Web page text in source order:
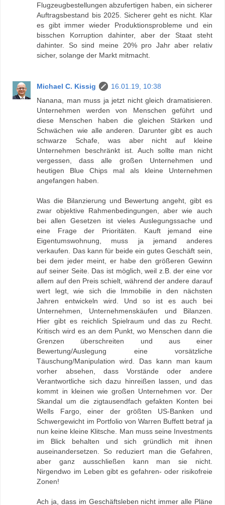
Flugzeugbestellungen abzufertigen haben, ein sicherer
Auftragsbestand bis 2025. Sicherer geht es nicht. Klar
es gibt immer wieder Produktionsprobleme und ein
bisschen Korruption dahinter, aber der Staat steht
dahinter. So sind meine 20% pro Jahr aber relativ
sicher, solange der Markt mitmacht.
Michael C. Kissig
16.01.19, 10:38
Nanana, man muss ja jetzt nicht gleich dramatisieren.
Unternehmen werden von Menschen geführt und
diese Menschen haben die gleichen Stärken und
Schwächen wie alle anderen. Darunter gibt es auch
schwarze Schafe, was aber nicht auf kleine
Unternehmen beschränkt ist. Auch sollte man nicht
vergessen, dass alle großen Unternehmen und
heutigen Blue Chips mal als kleine Unternehmen
angefangen haben.
Was die Bilanzierung und Bewertung angeht, gibt es
zwar objektive Rahmenbedingungen, aber wie auch
bei allen Gesetzen ist vieles Auslegungssache und
eine Frage der Prioritäten. Kauft jemand eine
Eigentumswohnung, muss ja jemand anderes
verkaufen. Das kann für beide ein gutes Geschäft sein,
bei dem jeder meint, er habe den größeren Gewinn
auf seiner Seite. Das ist möglich, weil z.B. der eine vor
allem auf den Preis schielt, während der andere darauf
wert legt, wie sich die Immobilie in den nächsten
Jahren entwickeln wird. Und so ist es auch bei
Unternehmen, Unternehmenskäufen und Bilanzen.
Hier gibt es reichlich Spielraum und das zu Recht.
Kritisch wird es an dem Punkt, wo Menschen dann die
Grenzen überschreiten und aus einer
Bewertung/Auslegung eine vorsätzliche
Täuschung/Manipulation wird. Das kann man kaum
vorher absehen, dass Vorstände oder andere
Verantwortliche sich dazu hinreißen lassen, und das
kommt in kleinen wie großen Unternehmen vor. Der
Skandal um die zigtausendfach gefakten Konten bei
Wells Fargo, einer der größten US-Banken und
Schwergewicht im Portfolio von Warren Buffett betraf ja
nun keine kleine Klitsche. Man muss seine Investments
im Blick behalten und sich gründlich mit ihnen
auseinandersetzen. So reduziert man die Gefahren,
aber ganz ausschließen kann man sie nicht.
Nirgendwo im Leben gibt es gefahren- oder risikofreie
Zonen!
Ach ja, dass im Geschäftsleben nicht immer alle Pläne